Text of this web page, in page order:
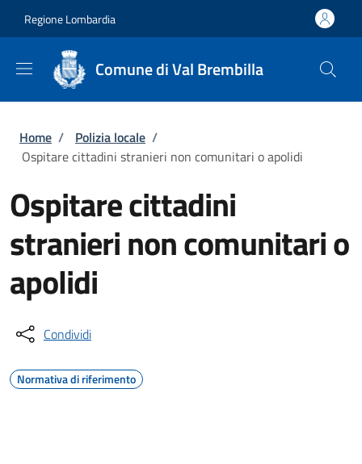
Regione Lombardia
Comune di Val Brembilla
Briciole di pane
Home / Polizia locale /
Ospitare cittadini stranieri non comunitari o apolidi
Ospitare cittadini
stranieri non comunitari o
apolidi
Condividi
Normativa di riferimento